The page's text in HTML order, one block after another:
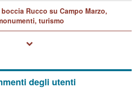
Rucco su Campo Marzo,
turismo
degli utenti